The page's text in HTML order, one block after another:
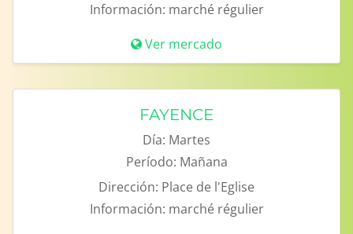
Información: marché régulier
Ver mercado
FAYENCE
Día: Martes
Período: Mañana
Dirección: Place de l'Eglise
Información: marché régulier